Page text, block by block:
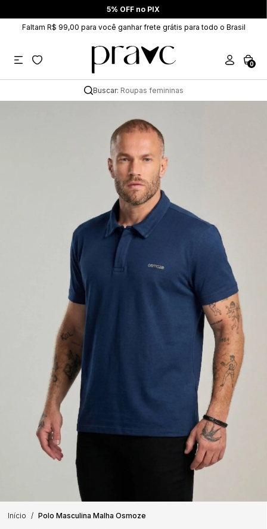
5% OFF no PIX
Faltam R$ 99,00 para você ganhar frete grátis para todo o Brasil
0
Buscar: Roupas femininas
Início Polo Masculina Malha Osmoze